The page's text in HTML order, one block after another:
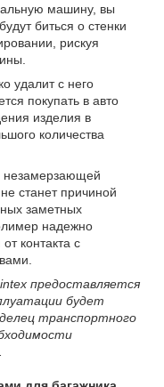
машину, вы
биться о стенки
рискуя
удалит с него
покупать в авто
изделия в
количества
незамерзающей
станет причиной
заметных
надежно
контакта с
предоставляется
будет
транспортного